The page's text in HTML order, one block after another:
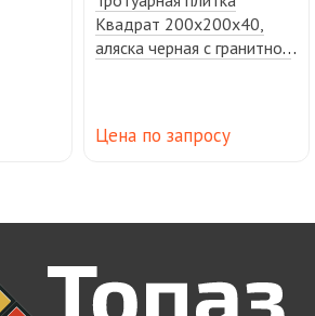
Квадрат 200х200х40,
аляска черная с гранитной
Цена по запросу